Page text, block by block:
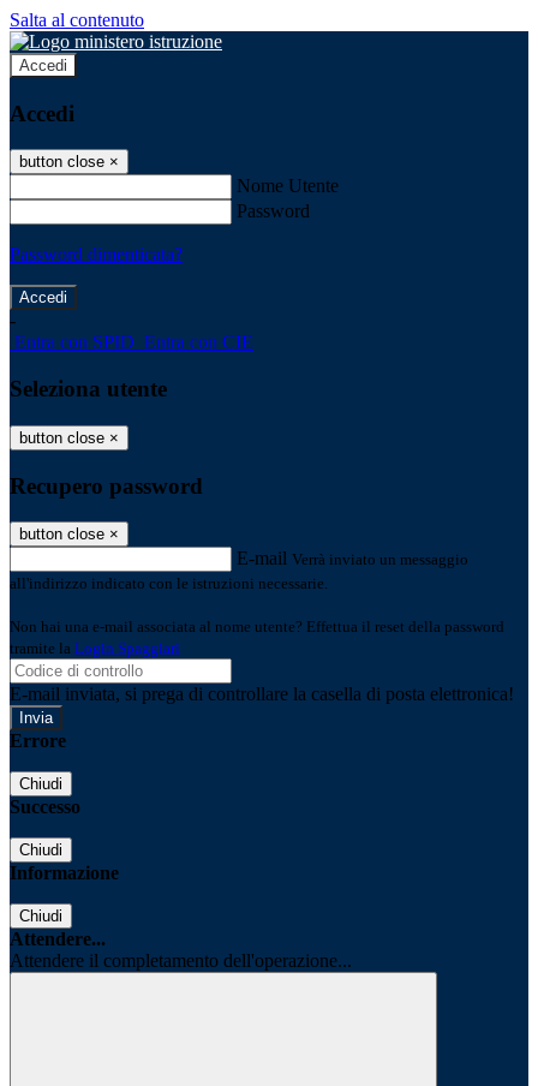
Salta al contenuto
Accedi
Accedi
button close ×
Nome Utente
Password
Password dimenticata?
-
Entra con SPID Entra con CIE
Seleziona utente
button close ×
Recupero password
button close ×
E-mail Verrà inviato un messaggio
all'indirizzo indicato con le istruzioni necessarie.
Non hai una e-mail associata al nome utente? Effettua il reset della password
tramite la Login Spaggiari
E-mail inviata, si prega di controllare la casella di posta elettronica!
Errore
Chiudi
Successo
Chiudi
Informazione
Chiudi
Attendere...
Attendere il completamento dell'operazione...